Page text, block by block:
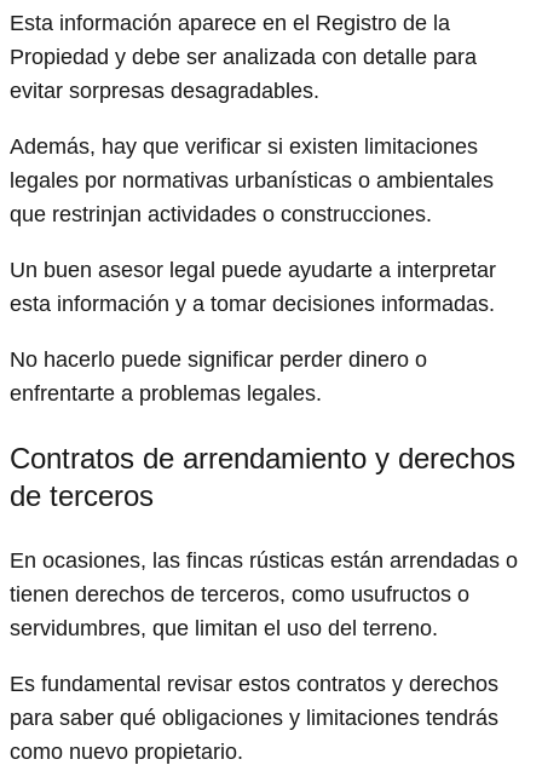
Esta información aparece en el Registro de la
Propiedad y debe ser analizada con detalle para
evitar sorpresas desagradables.
Además, hay que verificar si existen limitaciones
legales por normativas urbanísticas o ambientales
que restrinjan actividades o construcciones.
Un buen asesor legal puede ayudarte a interpretar
esta información y a tomar decisiones informadas.
No hacerlo puede significar perder dinero o
enfrentarte a problemas legales.
Contratos de arrendamiento y derechos
de terceros
En ocasiones, las fincas rústicas están arrendadas o
tienen derechos de terceros, como usufructos o
servidumbres, que limitan el uso del terreno.
Es fundamental revisar estos contratos y derechos
para saber qué obligaciones y limitaciones tendrás
como nuevo propietario.